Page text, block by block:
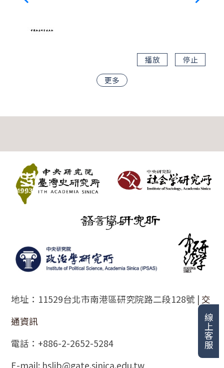
停止
播放
更多
線上客服
地址：11529台北市南港區研究院路二段128號 | 交
通資訊
電話：+886-2-2652-5284
E-mail: hslib@gate.sinica.edu.tw